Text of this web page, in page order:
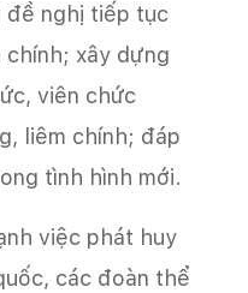
đề nghị tiếp tục
chính; xây dựng
viên chức
liêm chính; đáp
tình hình mới.
việc phát huy
các đoàn thể